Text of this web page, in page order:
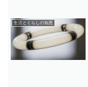
生活とくらしの知恵